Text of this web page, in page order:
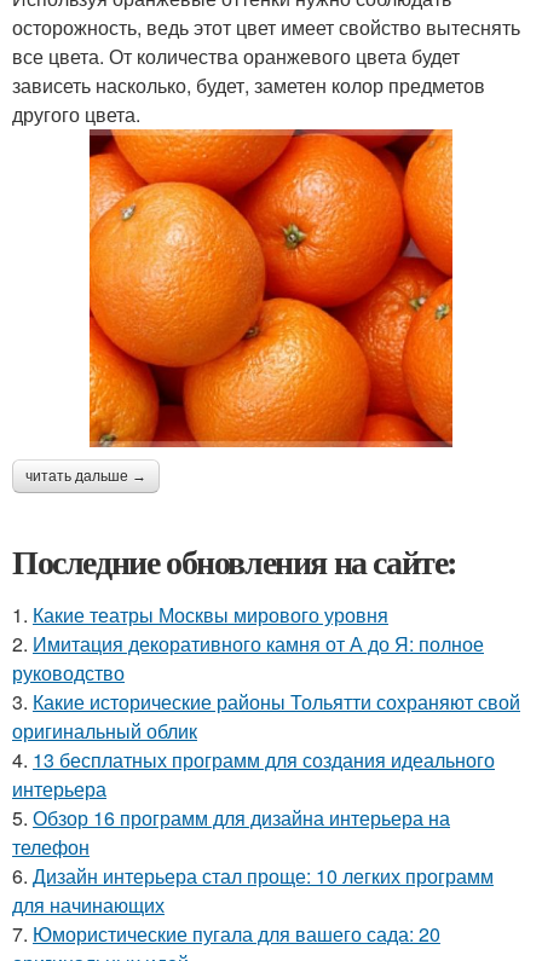
осторожность, ведь этот цвет имеет свойство вытеснять
все цвета. От количества оранжевого цвета будет
зависеть насколько, будет, заметен колор предметов
другого цвета.
читать дальше →
Последние обновления на сайте:
1. Какие театры Москвы мирового уровня
2. Имитация декоративного камня от А до Я: полное
руководство
3. Какие исторические районы Тольятти сохраняют свой
оригинальный облик
4. 13 бесплатных программ для создания идеального
интерьера
5. Обзор 16 программ для дизайна интерьера на
телефон
6. Дизайн интерьера стал проще: 10 легких программ
для начинающих
7. Юмористические пугала для вашего сада: 20